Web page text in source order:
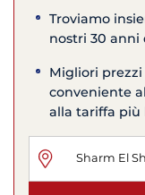
Troviamo
nostri 30 anni
Migliori
conveniente
alla tariffa più